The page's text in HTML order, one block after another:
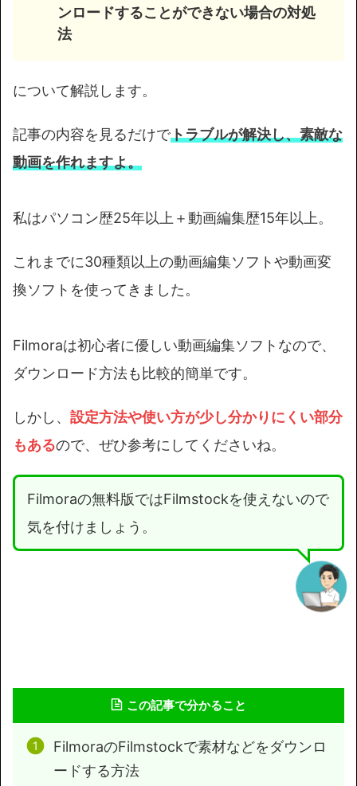
ンロードすることができない場合の対処
法
について解説します。
記事の内容を見るだけでトラブルが解決し、素敵な
動画を作れますよ。
私はパソコン歴25年以上＋動画編集歴15年以上。
これまでに30種類以上の動画編集ソフトや動画変
換ソフトを使ってきました。
Filmoraは初心者に優しい動画編集ソフトなので、
ダウンロード方法も比較的簡単です。
しかし、 設定方法や使い方が少し分かりにくい部分
もあるので、ぜひ参考にしてくださいね。
Filmoraの無料版ではFilmstockを使えないので
気を付けましょう。
この記事で分かること
FilmoraのFilmstockで素材などをダウンロ
ードする方法